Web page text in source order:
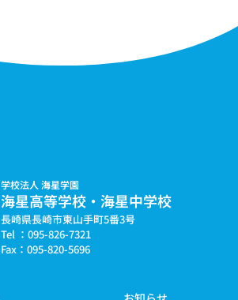
学校法人 海星学園
海星高等学校・海星中学校
長崎県長崎市東山手町5番3号
Tel ：095-826-7321
Fax：095-820-5696